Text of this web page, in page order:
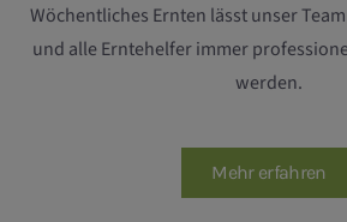
Wöchentliches Ernten lässt unser
und alle Erntehelfer immer
werden.
Mehr erfahren